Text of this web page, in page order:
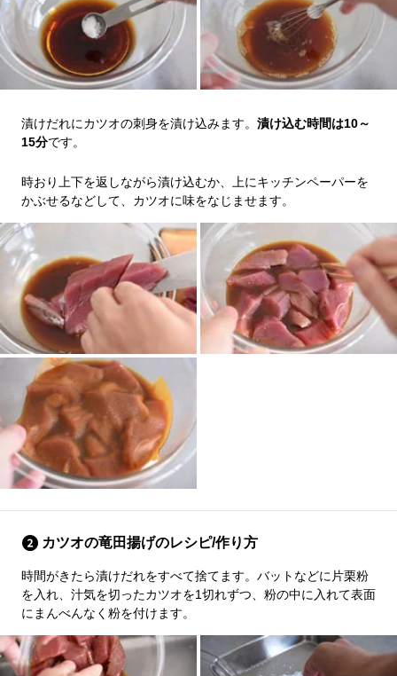
漬けだれにカツオの刺身を漬け込みます。 漬け込む時間は10～
15分です。
時おり上下を返しながら漬け込むか、上にキッチンペーパーを
かぶせるなどして、カツオに味をなじませます。
カツオの竜田揚げのレシピ/作り方
時間がきたら漬けだれをすべて捨てます。バットなどに片栗粉
を入れ、汁気を切ったカツオを1切れずつ、粉の中に入れて表面
にまんべんなく粉を付けます。